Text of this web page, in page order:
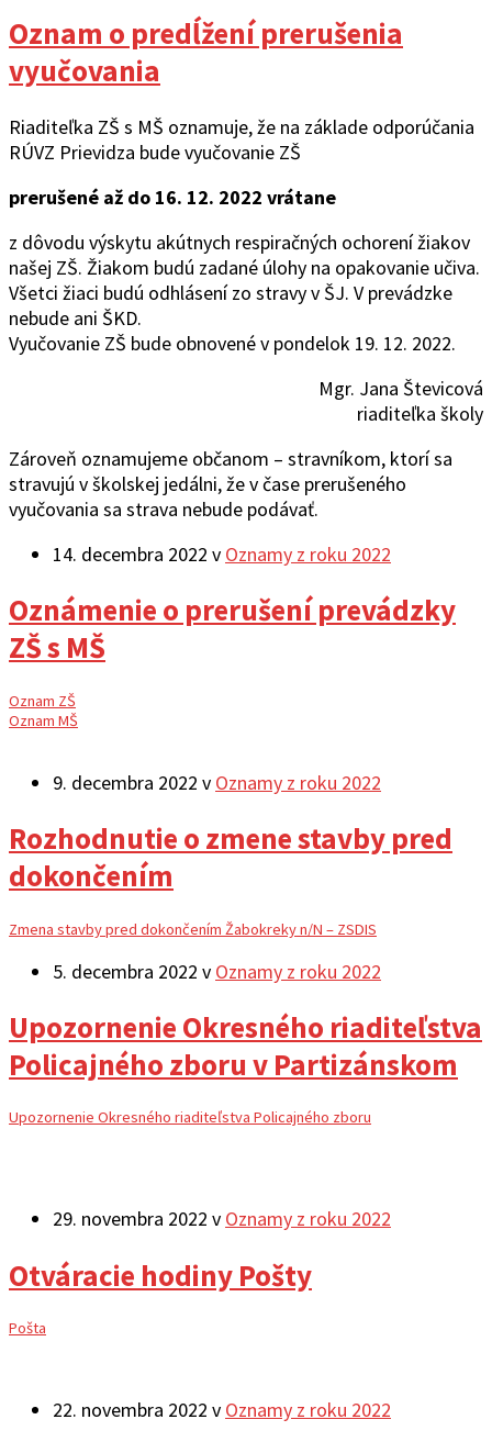
Oznam o predĺžení prerušenia
vyučovania
Riaditeľka ZŠ s MŠ oznamuje, že na základe odporúčania
RÚVZ Prievidza bude vyučovanie ZŠ
prerušené až do 16. 12. 2022 vrátane
z dôvodu výskytu akútnych respiračných ochorení žiakov
našej ZŠ. Žiakom budú zadané úlohy na opakovanie učiva.
Všetci žiaci budú odhlásení zo stravy v ŠJ. V prevádzke
nebude ani ŠKD.
Vyučovanie ZŠ bude obnovené v pondelok 19. 12. 2022.
Mgr. Jana Števicová
riaditeľka školy
Zároveň oznamujeme občanom – stravníkom, ktorí sa
stravujú v školskej jedálni, že v čase prerušeného
vyučovania sa strava nebude podávať.
14. decembra 2022 v Oznamy z roku 2022
Oznámenie o prerušení prevádzky
ZŠ s MŠ
Oznam ZŠ
Oznam MŠ
9. decembra 2022 v Oznamy z roku 2022
Rozhodnutie o zmene stavby pred
dokončením
Zmena stavby pred dokončením Žabokreky n/N – ZSDIS
5. decembra 2022 v Oznamy z roku 2022
Upozornenie Okresného riaditeľstva
Policajného zboru v Partizánskom
Upozornenie Okresného riaditeľstva Policajného zboru
29. novembra 2022 v Oznamy z roku 2022
Otváracie hodiny Pošty
Pošta
22. novembra 2022 v Oznamy z roku 2022